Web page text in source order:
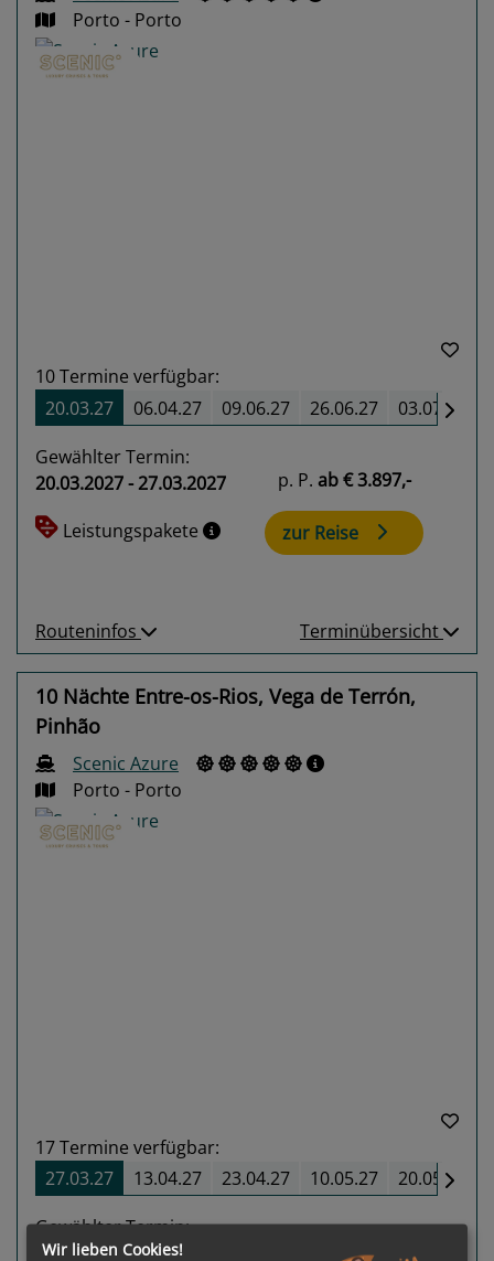
Porto - Porto
10Termine verfügbar:
20.03.27
06.04.27 09.06.27 26.06.27 03.07.27
Gewählter Termin:
20.03.2027 - 27.03.2027
Leistungspakete
p. P. ab€ 3.897,-
zur Reise
Routeninfos Terminübersicht
10 Nächte Entre-os-Rios, Vega de Terrón,
Pinhão
Scenic Azure
Porto - Porto
17Termine verfügbar:
27.03.27
13.04.27 23.04.27 10.05.27 20.05.27
Gewählter Termin:
27.03.2027 - 06.04.2027
€ 5.115,-
Wir lieben Cookies!